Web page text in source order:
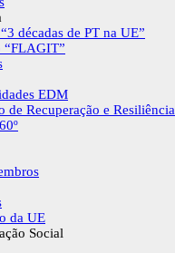
décadas de PT na UE”
“FLAGIT”
EDM
de Recuperação e Resiliência
da UE
Social